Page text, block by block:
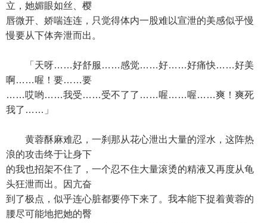
立，她媚眼如丝、樱
唇微开、娇喘连连，只觉得体内一股难以宣泄的美感似乎慢
慢要从下体奔泄而出。
「天呀……好舒服……感觉……好……好痛快……好美
啊……喔！要……要
……哎哟……我受……受不了了……喔……喔……爽！爽死
我了……」
黄蓉酥麻难忍，一刹那从花心泄出大量的淫水，这阵热
浪的攻击终于让身下
的我也招架不住了，一个忍不住大量滚烫的精液又再度从龟
头狂泄而出。因亢奋
到了极点，似乎连心脏都要停下来了。我本能下捉着黄蓉的
腰尽可能地把她的臀